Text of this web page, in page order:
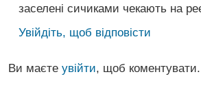
заселені сичиками чекають на
Увійдіть, щоб відповісти
Ви маєте увійти, щоб коментувати.